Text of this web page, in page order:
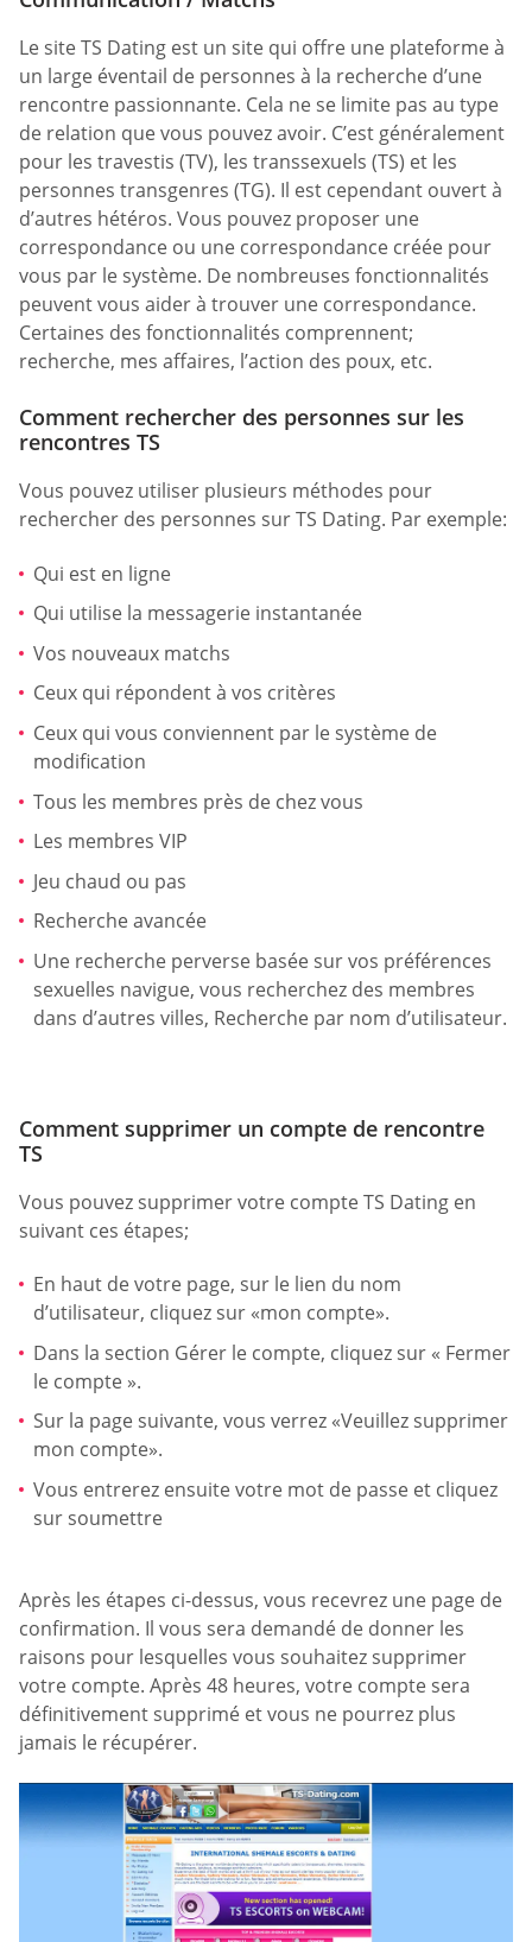
Le site TS Dating est un site qui offre une plateforme à
un large éventail de personnes à la recherche d’une
rencontre passionnante. Cela ne se limite pas au type
de relation que vous pouvez avoir. C’est généralement
pour les travestis (TV), les transsexuels (TS) et les
personnes transgenres (TG). Il est cependant ouvert à
d’autres hétéros. Vous pouvez proposer une
correspondance ou une correspondance créée pour
vous par le système. De nombreuses fonctionnalités
peuvent vous aider à trouver une correspondance.
Certaines des fonctionnalités comprennent;
recherche, mes affaires, l’action des poux, etc.
Comment rechercher des personnes sur les
rencontres TS
Vous pouvez utiliser plusieurs méthodes pour
rechercher des personnes sur TS Dating. Par exemple:
Qui est en ligne
Qui utilise la messagerie instantanée
Vos nouveaux matchs
Ceux qui répondent à vos critères
Ceux qui vous conviennent par le système de
modification
Tous les membres près de chez vous
Les membres VIP
Jeu chaud ou pas
Recherche avancée
Une recherche perverse basée sur vos préférences
sexuelles navigue, vous recherchez des membres
dans d’autres villes, Recherche par nom d’utilisateur.
Comment supprimer un compte de rencontre
TS
Vous pouvez supprimer votre compte TS Dating en
suivant ces étapes;
En haut de votre page, sur le lien du nom
d’utilisateur, cliquez sur «mon compte».
Dans la section Gérer le compte, cliquez sur « Fermer
le compte ».
Sur la page suivante, vous verrez «Veuillez supprimer
mon compte».
Vous entrerez ensuite votre mot de passe et cliquez
sur soumettre
Après les étapes ci-dessus, vous recevrez une page de
confirmation. Il vous sera demandé de donner les
raisons pour lesquelles vous souhaitez supprimer
votre compte. Après 48 heures, votre compte sera
définitivement supprimé et vous ne pourrez plus
jamais le récupérer.